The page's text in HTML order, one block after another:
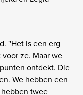
''Het is een erg
ze. Maar we
ontdekt. Die
We hebben een
hebben twee